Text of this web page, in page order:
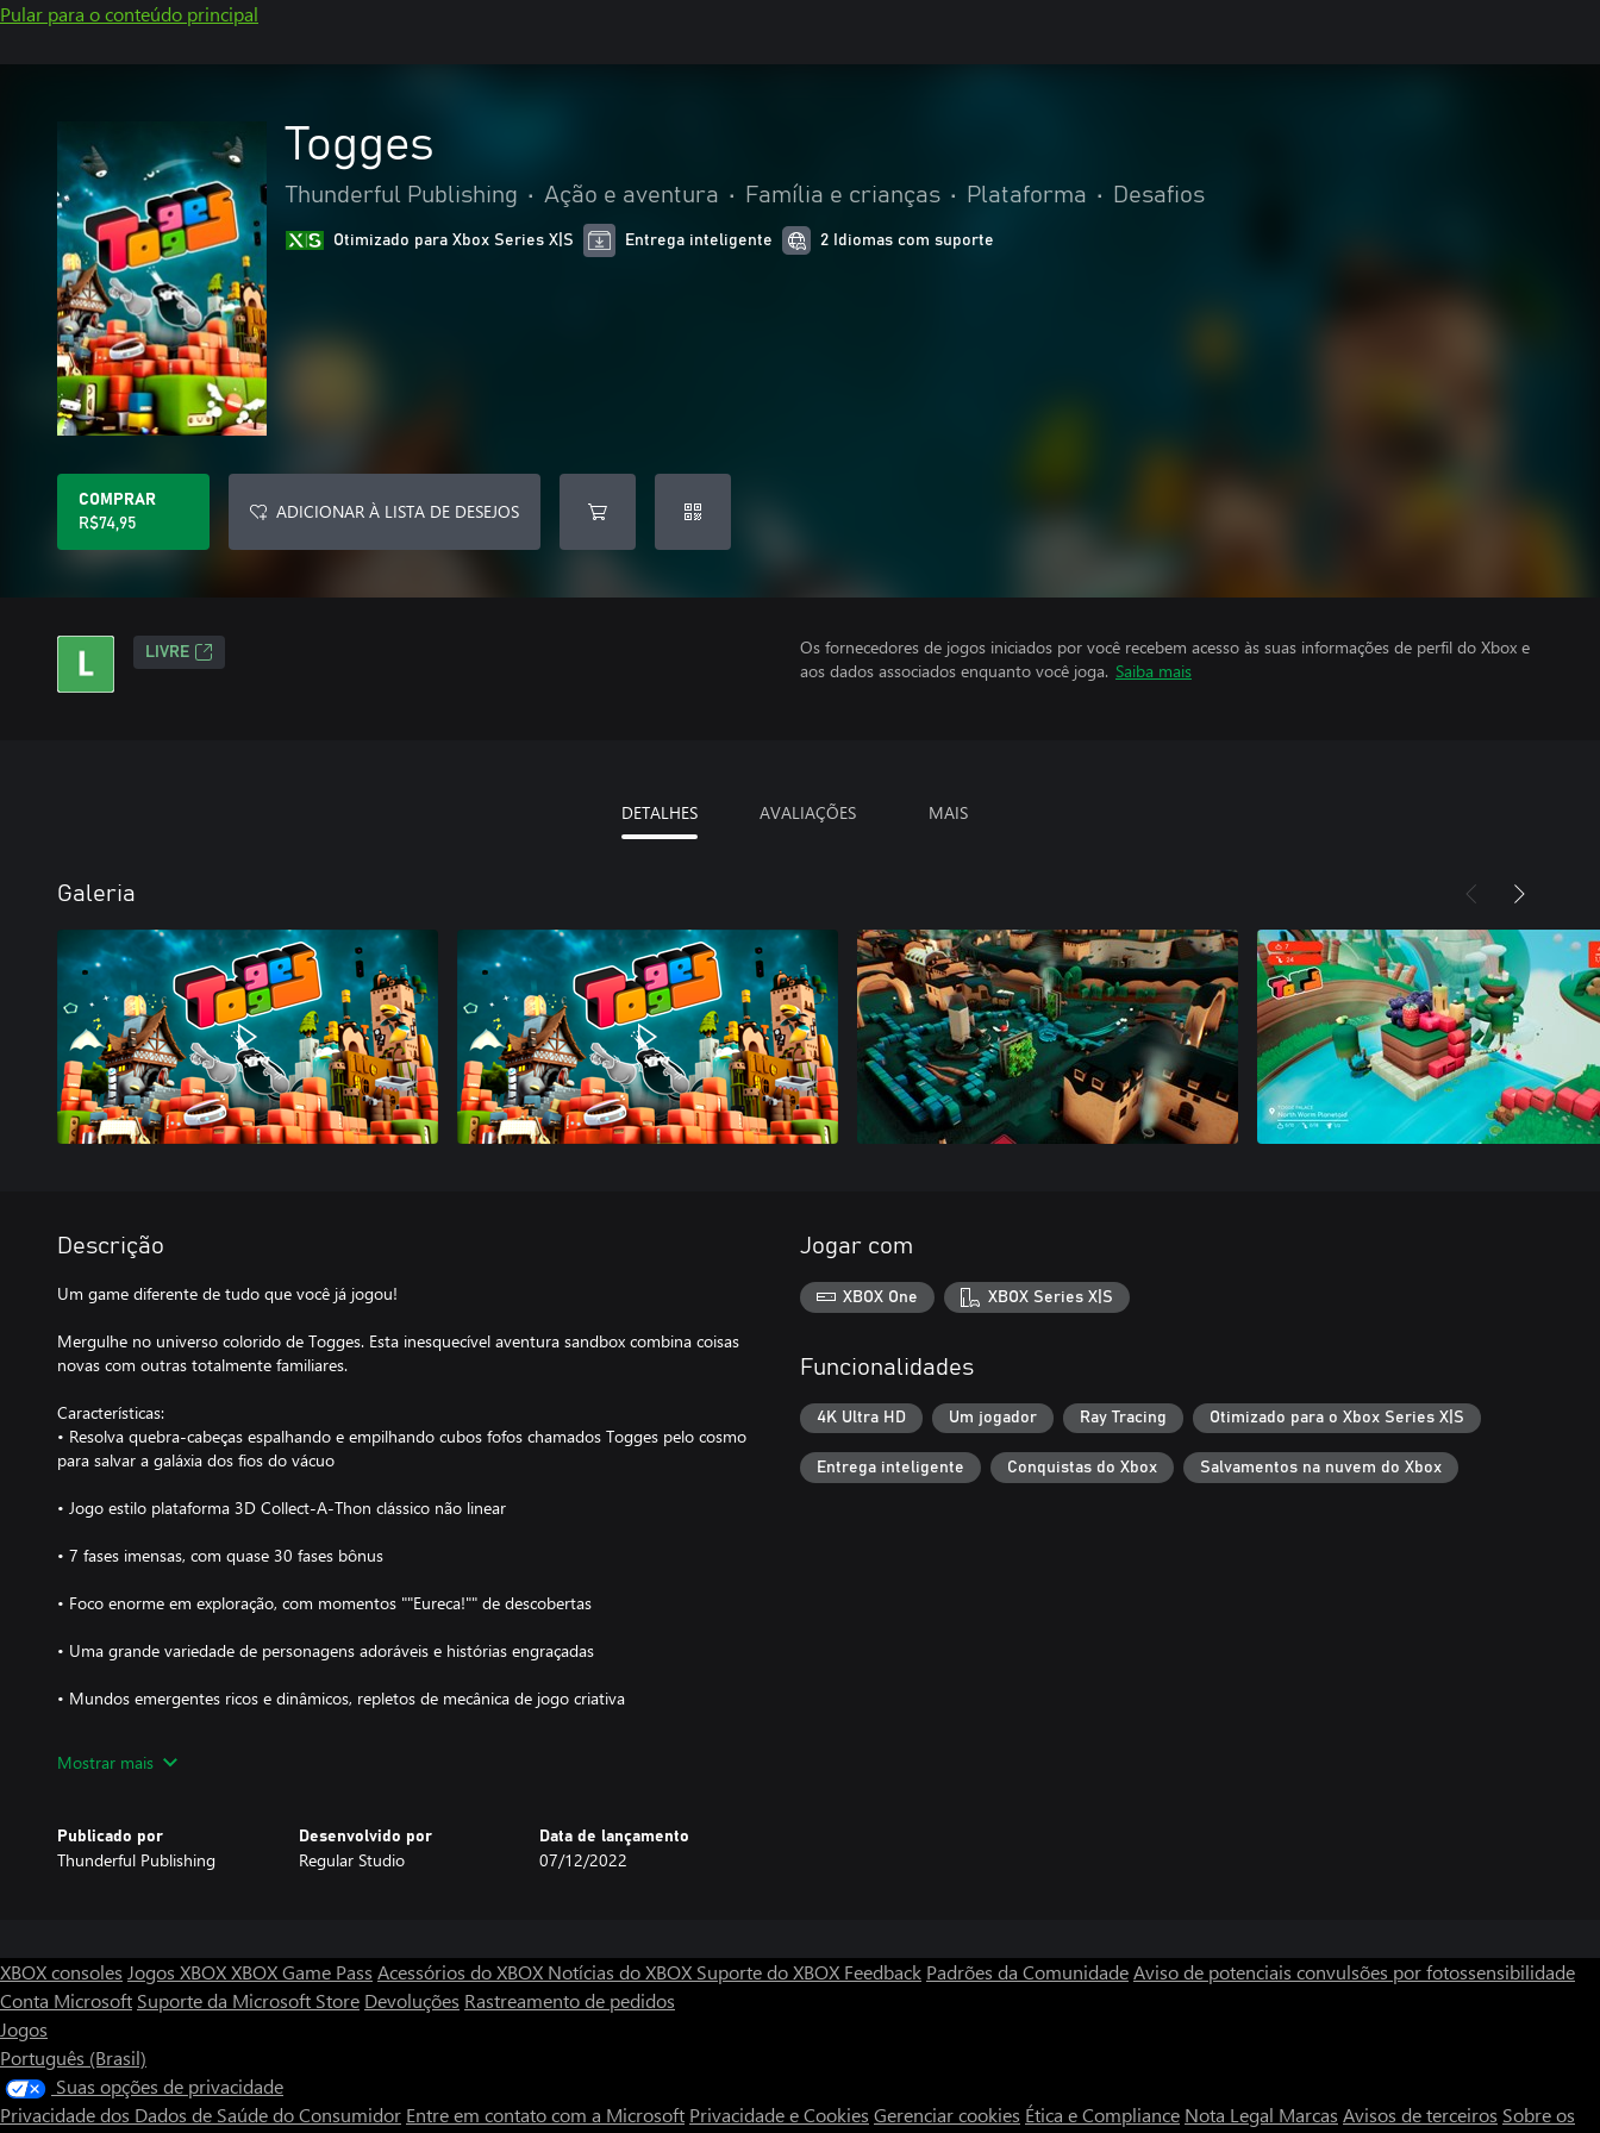
Pular para o conteúdo principal
Togges
Thunderful Publishing • Ação e aventura • Família e crianças • Plataforma • Desafios
Otimizado para Xbox Series X|S Entrega inteligente 2 Idiomas com suporte
COMPRAR
R$74,95
ADICIONAR À LISTA DE DESEJOS
LIVRE
Os fornecedores de jogos iniciados por você recebem acesso às suas informações de perfil do Xbox e
aos dados associados enquanto você joga. Saiba mais
DETALHES AVALIAÇÕES MAIS
Galeria
Descrição
Um game diferente de tudo que você já jogou!
Mergulhe no universo colorido de Togges. Esta inesquecível aventura sandbox combina coisas
novas com outras totalmente familiares.
Características:
• Resolva quebra-cabeças espalhando e empilhando cubos fofos chamados Togges pelo cosmo
para salvar a galáxia dos fios do vácuo
• Jogo estilo plataforma 3D Collect-A-Thon clássico não linear
• 7 fases imensas, com quase 30 fases bônus
• Foco enorme em exploração, com momentos ""Eureca!"" de descobertas
• Uma grande variedade de personagens adoráveis e histórias engraçadas
• Mundos emergentes ricos e dinâmicos, repletos de mecânica de jogo criativa
Por baixo de todo o cosmo, nas profundezas da galáxia, existe uma parede sem fim que protege o
universo conhecido contra os perigos do desconhecido. Na formação das constelações, os líderes
Não tenha pressa. Explore esses mundos lindamente elaborados e mergulhe em cenários
inimagináveis com paisagens deslumbrantes. Descubra uma cidade futurista na Savana, visite um
reino inteiro feito de bolo de cenoura e envolva-se em contos engraçados, tudo isso enquanto faz
Ao longo do caminho, resolva quebra-cabeças e interaja com cada ambiente de maneiras
divertidas. Recheado de diversão, encontre todos os tipos de itens colecionáveis nas fases feitas à
mão, onde cada esquina tem algo interessante para você descobrir.
Mostrar mais
Publicado por
Thunderful Publishing
Desenvolvido por
Regular Studio
Data de lançamento
07/12/2022
Jogar com
XBOX One XBOX Series X|S
Funcionalidades
4K Ultra HD Um jogador Ray Tracing Otimizado para o Xbox Series X|S
Entrega inteligente Conquistas do Xbox Salvamentos na nuvem do Xbox
XBOX consoles Jogos XBOXXBOX Game Pass Acessórios do XBOX Notícias do XBOX Suporte do XBOX Feedback Padrões da ComunidadeAviso de potenciais convulsões por fotossensibilidade
Conta Microsoft Suporte da Microsoft Store Devoluções Rastreamento de pedidos
Jogos
Português (Brasil)
Suas opções de privacidade
Privacidade dos Dados de Saúde do Consumidor Entre em contato com a Microsoft Privacidade e Cookies Gerenciar cookies Ética e Compliance Nota Legal Marcas Avisos de terceiros Sobre os